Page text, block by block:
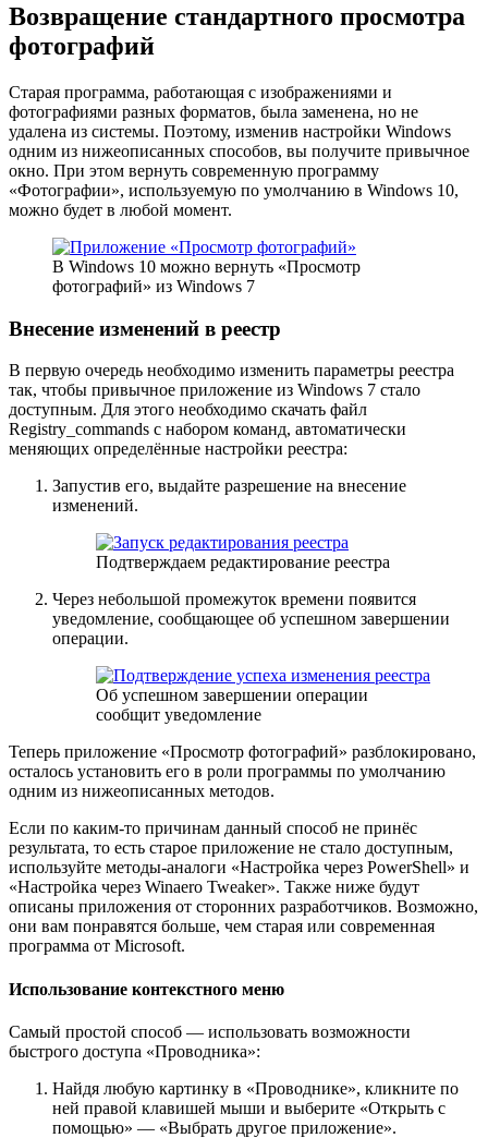
Возвращение стандартного просмотра
фотографий
Старая программа, работающая с изображениями и
фотографиями разных форматов, была заменена, но не
удалена из системы. Поэтому, изменив настройки Windows
одним из нижеописанных способов, вы получите привычное
окно. При этом вернуть современную программу
«Фотографии», используемую по умолчанию в Windows 10,
можно будет в любой момент.
В Windows 10 можно вернуть «Просмотр
фотографий» из Windows 7
Внесение изменений в реестр
В первую очередь необходимо изменить параметры реестра
так, чтобы привычное приложение из Windows 7 стало
доступным. Для этого необходимо скачать файл
Registry_commands с набором команд, автоматически
меняющих определённые настройки реестра:
Запустив его, выдайте разрешение на внесение
изменений.
Подтверждаем редактирование реестра
Через небольшой промежуток времени появится
уведомление, сообщающее об успешном завершении
операции.
Об успешном завершении операции
сообщит уведомление
Теперь приложение «Просмотр фотографий» разблокировано,
осталось установить его в роли программы по умолчанию
одним из нижеописанных методов.
Если по каким-то причинам данный способ не принёс
результата, то есть старое приложение не стало доступным,
используйте методы-аналоги «Настройка через PowerShell» и
«Настройка через Winaero Tweaker». Также ниже будут
описаны приложения от сторонних разработчиков. Возможно,
они вам понравятся больше, чем старая или современная
программа от Microsoft.
Использование контекстного меню
Самый простой способ — использовать возможности
быстрого доступа «Проводника»:
Найдя любую картинку в «Проводнике», кликните по
ней правой клавишей мыши и выберите «Открыть с
помощью» — «Выбрать другое приложение».